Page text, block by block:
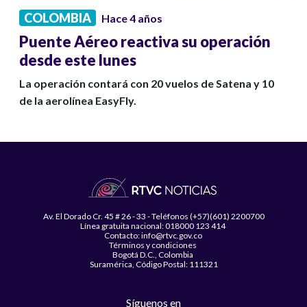
COLOMBIA Hace 4 años
Puente Aéreo reactiva su operación
desde este lunes
La operación contará con 20 vuelos de Satena y 10
de la aerolínea EasyFly.
Av. El Dorado Cr. 45 # 26 - 33 - Teléfonos (+57)(601) 2200700
Línea gratuita nacional: 018000 123 414
Contacto: info@rtvc.gov.co
Términos y condiciones
Bogotá D.C., Colombia
Suramérica, Código Postal: 111321
Síguenos en